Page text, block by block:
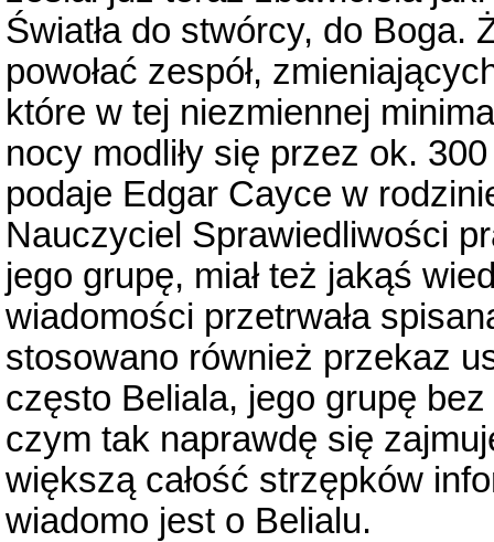
Światła do stwórcy, do Boga.
powołać zespół,
które w tej niezmiennej
nocy modliły się przez ok.
podaje Edgar Cayce w
Nauczyciel Sprawiedliwości
jego grupę, miał też jakąś
wiadomości przetrwała
stosowano również przekaz
często Beliala, jego grupę
czym tak naprawdę się
większą całość strzępków
wiadomo jest o Belialu.